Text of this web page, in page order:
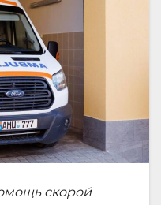
скорой